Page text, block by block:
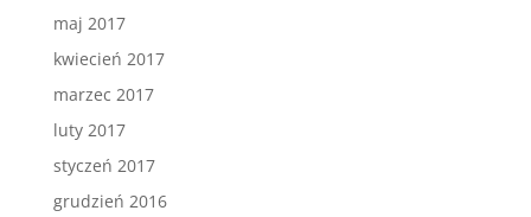
maj 2017
kwiecień 2017
marzec 2017
luty 2017
styczeń 2017
grudzień 2016